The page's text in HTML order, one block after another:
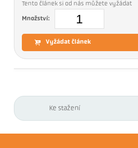
Tento článek si od nás můžete vyžádat
Množství:
Vyžádat článek
Ke stažení